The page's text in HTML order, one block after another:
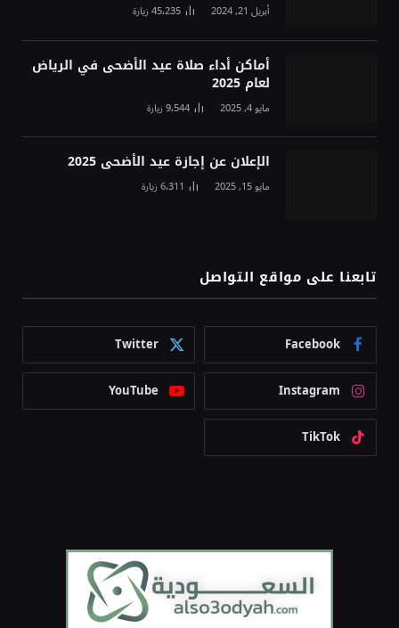
أبريل 21, 2024 45٬235زيارة
أماكن أداء صلاة عيد الأضحى في الرياض
لعام 2025
مايو 4, 2025 9٬544زيارة
الإعلان عن إجازة عيد الأضحى 2025
مايو 15, 2025 6٬311زيارة
تابعنا على مواقع التواصل
Facebook
Twitter
Instagram
YouTube
TikTok